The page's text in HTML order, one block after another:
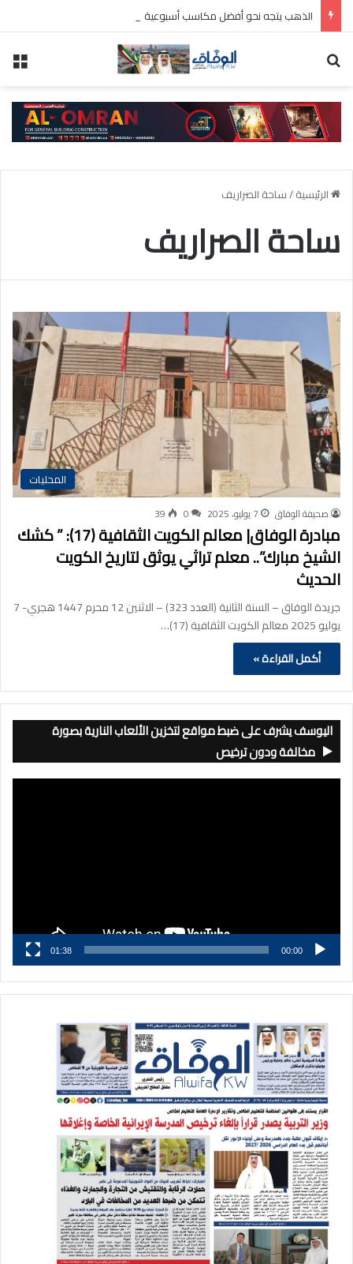
الذهب يتجه نحو أفضل مكاسب أسبوعية منذ يناير الماضي
الرئيسية/ساحة الصراريف
ساحة الصراريف
المحليات
صحيفة الوفاق 7 يوليو، 2025 0
39
مبادرة الوفاق| معالم الكويت الثقافية (17): ” كشك
الشيخ مبارك”.. معلم تراثي يوثق لتاريخ الكويت
الحديث
جريدة الوفاق – السنة الثانية (العدد 323) – الاثنين 12 محرم 1447 هجري- 7
يوليو 2025 معالم الكويت الثقافية (17)…
أكمل القراءة »
اليوسف يشرف على ضبط مواقع لتخزين الألعاب النارية بصورة
مخالفة ودون ترخيص
00:00
01:38